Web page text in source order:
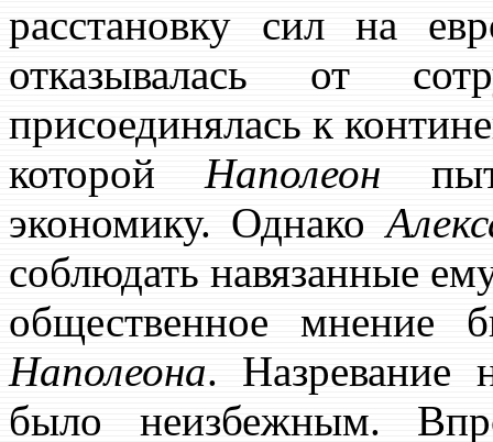
расстановку сил на
отказывалась от
присоединялась к
которойНаполеон
экономику. Однако
соблюдать навязанные
общественное мнение
Наполеона. Назревание
было неизбежным.